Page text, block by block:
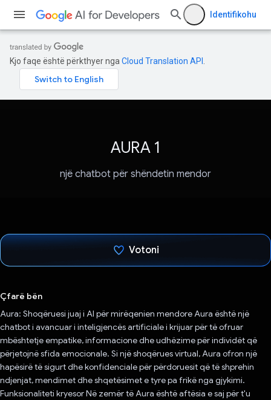
Identifikohu
Kjo faqe është përkthyer nga Cloud Translation API
AURA 1
një chatbot për shëndetin mendor
Votoni
Çfarë bën
Aura: Shoqëruesi juaj i AI për mirëqenien mendore Aura është një
chatbot i avancuar i inteligjencës artificiale i krijuar për të ofruar
mbështetje empatike, informacione dhe udhëzime për individët që
përjetojnë sfida emocionale. Si një shoqërues virtual, Aura ofron një
hapësirë ​​të sigurt dhe konfidenciale për përdoruesit që të shprehin
ndjenjat, mendimet dhe shqetësimet e tyre pa frikë nga gjykimi.
Funksionaliteti kryesor Në zemër të Aura është aftësia e saj për t'u